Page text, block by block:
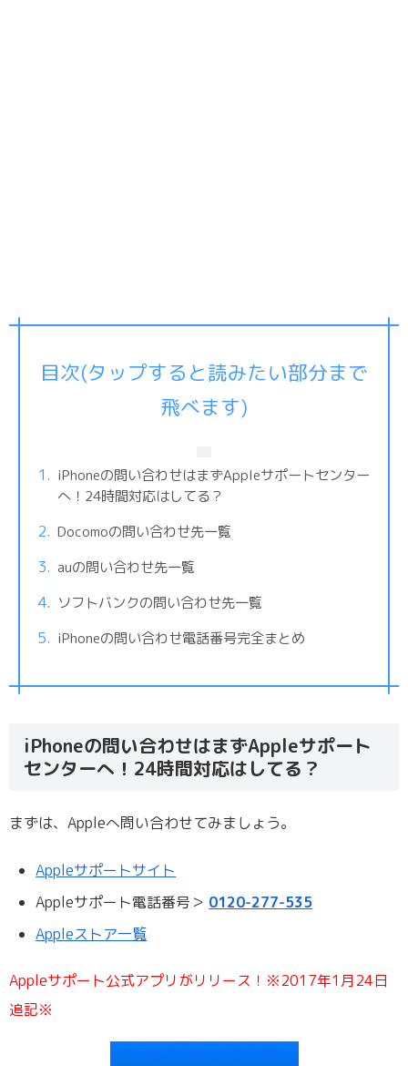
目次(タップすると読みたい部分まで
飛べます)
iPhoneの問い合わせはまずAppleサポートセンター
へ！24時間対応はしてる？
Docomoの問い合わせ先一覧
auの問い合わせ先一覧
ソフトバンクの問い合わせ先一覧
iPhoneの問い合わせ電話番号完全まとめ
iPhoneの問い合わせはまずAppleサポート
センターへ！24時間対応はしてる？
まずは、Appleへ問い合わせてみましょう。
Appleサポートサイト
Appleサポート電話番号＞ 0120-277-535
Appleストア一覧
Appleサポート公式アプリがリリース！※2017年1月24日
追記※